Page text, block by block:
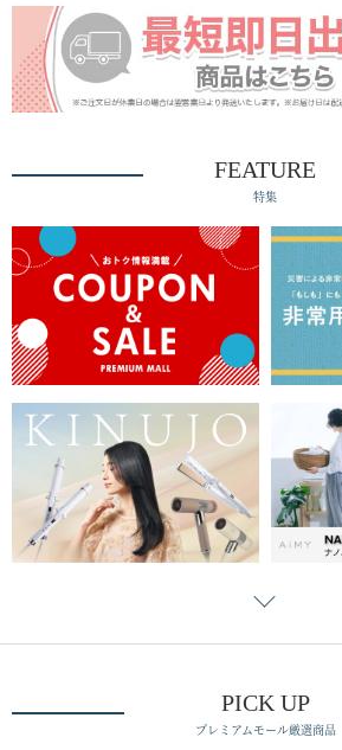
FEATURE
特集
PICK UP
プレミアムモール厳選商品